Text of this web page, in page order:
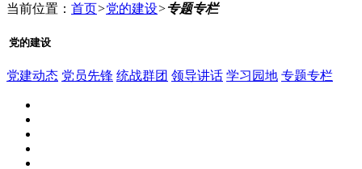
当前位置： 首页>党的建设>专题专栏
党的建设
党建动态 党员先锋 统战群团 领导讲话 学习园地 专题专栏